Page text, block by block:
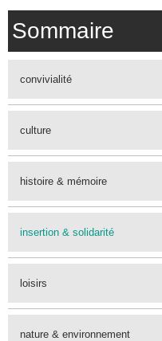
Sommaire
convivialité
culture
histoire & mémoire
insertion & solidarité
loisirs
nature & environnement